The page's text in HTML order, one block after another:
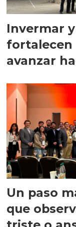
Invermar
fortalecen
avanzar
Un paso
que